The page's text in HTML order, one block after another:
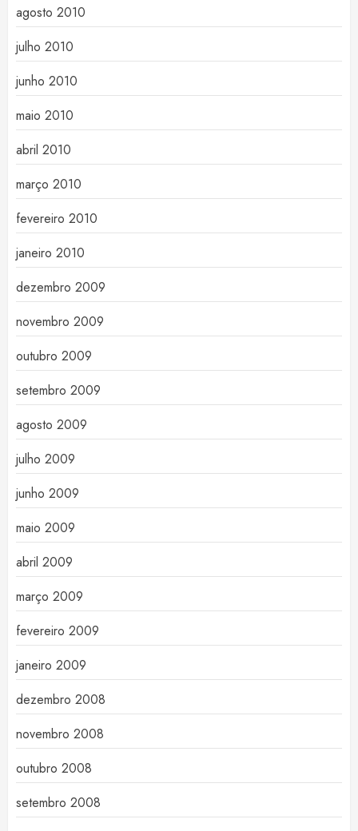
agosto 2010
julho 2010
junho 2010
maio 2010
abril 2010
março 2010
fevereiro 2010
janeiro 2010
dezembro 2009
novembro 2009
outubro 2009
setembro 2009
agosto 2009
julho 2009
junho 2009
maio 2009
abril 2009
março 2009
fevereiro 2009
janeiro 2009
dezembro 2008
novembro 2008
outubro 2008
setembro 2008